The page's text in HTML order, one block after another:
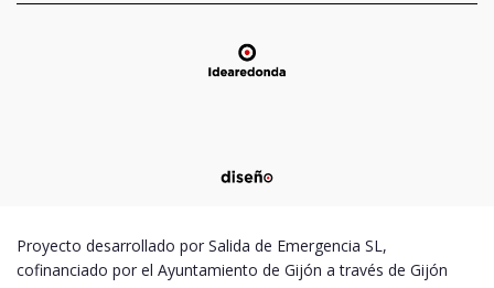
Proyecto desarrollado por Salida de Emergencia SL,
cofinanciado por el Ayuntamiento de Gijón a través de Gijón